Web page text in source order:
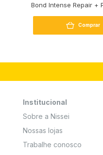
Bond Intense Repair +
Comprar
Institucional
Sobre a Nissei
Nossas lojas
Trabalhe conosco